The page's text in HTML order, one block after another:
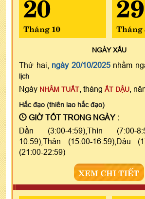
Tháng 10 Tháng
NGÀYXẤU
Thứ hai, ngày 20/10/2025nhằm
lịch
Ngày NHÂM TUẤT , tháng ẤT DẬU ,
Hắc đạo (thiên lao hắc đạo)
GIỜ TỐT TRONG NGÀY :
Dần (3:00-4:59),Thìn (7:00-
10:59),Thân (15:00-16:59),Dậu
(21:00-22:59)
XEM CHI TIẾT